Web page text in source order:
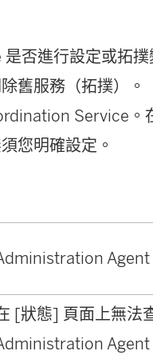
否進行設定或拓
舊服務（拓撲）。
Service。
您明確設定。
Agent
[狀態] 頁面上無法
Agent